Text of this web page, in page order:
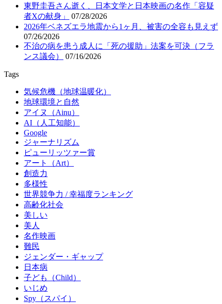
東野圭吾さん逝く、日本文学と日本映画の名作「容疑
者Xの献身」
07/28/2026
2026年ベネズエラ地震から1ヶ月、被害の全容も見えず
07/26/2026
不治の病を患う成人に「死の援助」法案を可決（フラ
ンス議会）
07/16/2026
Tags
気候危機（地球温暖化）
地球環境と自然
アイヌ（Ainu）
AI（人工知能）
Google
ジャーナリズム
ピューリッツァー賞
アート（Art）
創造力
多様性
世界競争力 / 幸福度ランキング
高齢化社会
美しい
美人
名作映画
難民
ジェンダー・ギャップ
日本病
子ども（Child）
いじめ
Spy（スパイ）